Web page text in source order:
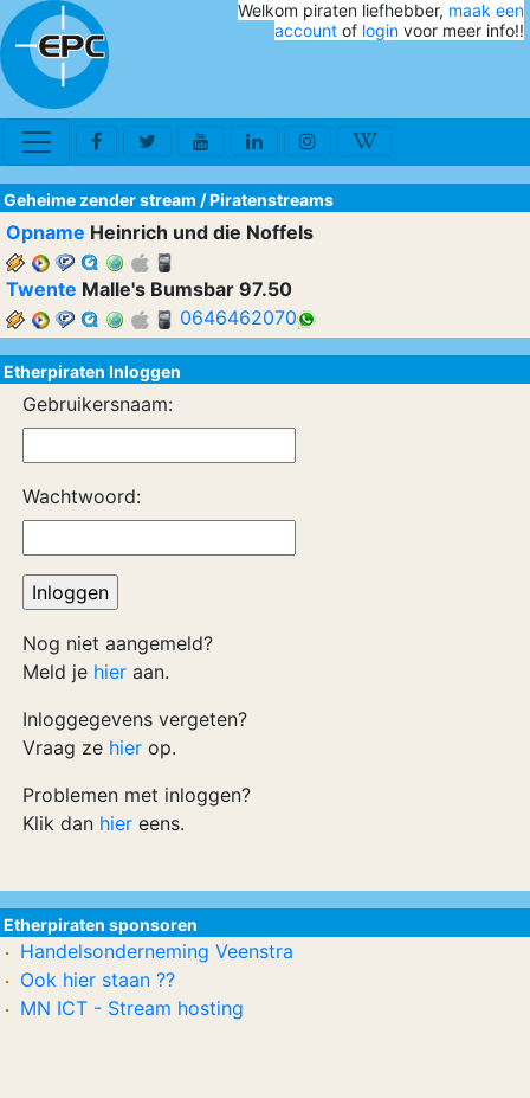
Welkom piraten liefhebber, maak een
account of login voor meer info!!
Geheime zender stream /Piratenstreams
Opname Heinrich und die Noffels
Twente Malle's Bumsbar 97.50
0646462070
Etherpiraten Inloggen
Gebruikersnaam:
Wachtwoord:
Nog niet aangemeld?
Meld je hier aan.
Inloggegevens vergeten?
Vraag ze hier op.
Problemen met inloggen?
Klik dan hier eens.
Etherpiraten sponsoren
Handelsonderneming Veenstra
Ook hier staan ??
MN ICT - Stream hosting